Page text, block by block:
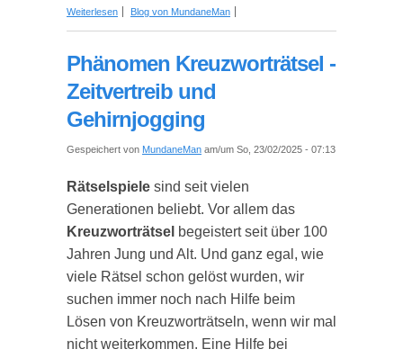
Weiterlesen über Dein eigenes Krimidinner: So wirst du zum
Blog von MundaneMan
Phänomen Kreuzworträtsel -
Zeitvertreib und
Gehirnjogging
Gespeichert von MundaneMan am/um So, 23/02/2025 - 07:13
Rätselspiele sind seit vielen
Generationen beliebt. Vor allem das
Kreuzworträtsel begeistert seit über 100
Jahren Jung und Alt. Und ganz egal, wie
viele Rätsel schon gelöst wurden, wir
suchen immer noch nach Hilfe beim
Lösen von Kreuzworträtseln, wenn wir mal
nicht weiterkommen. Eine Hilfe bei